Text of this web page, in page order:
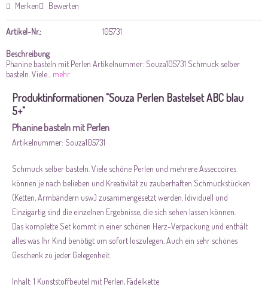
Merken Bewerten
Artikel-Nr.: 105731
Beschreibung
Phanine basteln mit Perlen Artikelnummer: Souza105731 Schmuck selber
basteln. Viele... mehr
Produktinformationen "Souza Perlen Bastelset ABC blau
5+"
Phanine basteln mit Perlen
Artikelnummer: Souza105731
Schmuck selber basteln. Viele schöne Perlen und mehrere Asseccoires
können je nach belieben und Kreativität zu zauberhaften Schmuckstücken
(Ketten, Armbändern usw.) zusammengesetzt werden. Idividuell und
Einzigartig sind die einzelnen Ergebnisse, die sich sehen lassen können.
Das komplette Set kommt in einer schönen Herz-Verpackung und enthält
alles was Ihr Kind benötigt um sofort loszulegen. Auch ein sehr schönes
Geschenk zu jeder Gelegenheit.
Inhalt: 1 Kunststoffbeutel mit Perlen, Fädelkette